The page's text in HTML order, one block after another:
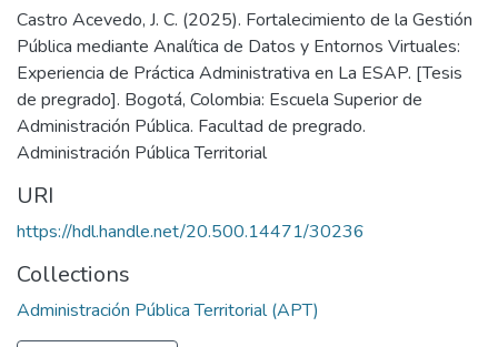
Castro Acevedo, J. C. (2025). Fortalecimiento de la Gestión
Pública mediante Analítica de Datos y Entornos Virtuales:
Experiencia de Práctica Administrativa en La ESAP. [Tesis
de pregrado]. Bogotá, Colombia: Escuela Superior de
Administración Pública. Facultad de pregrado.
Administración Pública Territorial
URI
https://hdl.handle.net/20.500.14471/30236
Collections
Administración Pública Territorial (APT)